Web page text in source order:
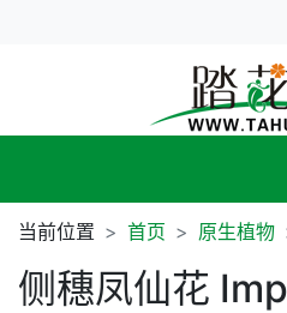
当前位置 首页 原生植物
侧穗凤仙花